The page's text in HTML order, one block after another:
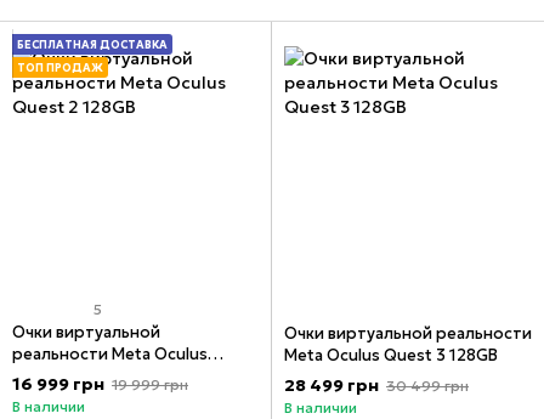
БЕСПЛАТНАЯ ДОСТАВКА
ТОП ПРОДАЖ
5
Очки виртуальной
реальности Meta Oculus
Quest 2 128GB
16 999 грн 19 999 грн
В наличии
Очки виртуальной реальности
Meta Oculus Quest 3 128GB
28 499 грн 30 499 грн
В наличии